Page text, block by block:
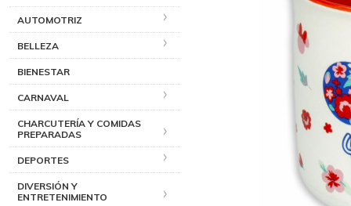
AUTOMOTRIZ
BELLEZA
BIENESTAR
CARNAVAL
CHARCUTERÍA Y COMIDAS
PREPARADAS
DEPORTES
DIVERSIÓN Y
ENTRETENIMIENTO